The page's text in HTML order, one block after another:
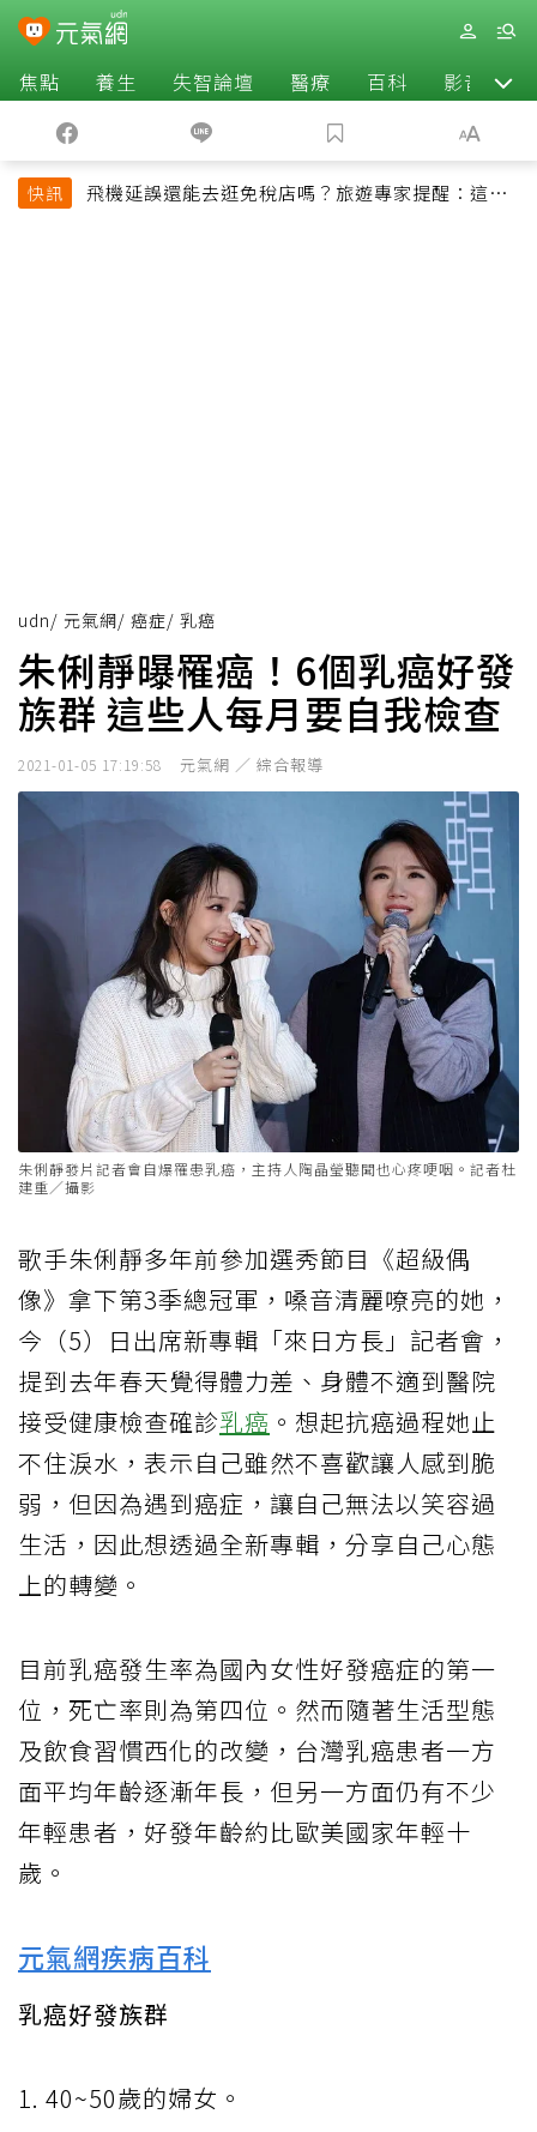
焦點 養生 失智論壇 醫療 百科 影音
快訊
飛機延誤還能去逛免稅店嗎？旅遊專家提醒：這個
udn/ 元氣網/ 癌症/ 乳癌
朱俐靜曝罹癌！6個乳癌好發
族群 這些人每月要自我檢查
2021-01-05 17:19:58 元氣網 ／ 綜合報導
朱俐靜發片記者會自爆罹患乳癌，主持人陶晶瑩聽聞也心疼哽咽。記者杜
建重／攝影
歌手朱俐靜多年前參加選秀節目《超級偶
像》拿下第3季總冠軍，嗓音清麗嘹亮的她，
今（5）日出席新專輯「來日方長」記者會，
提到去年春天覺得體力差、身體不適到醫院
接受健康檢查確診乳癌 。想起抗癌過程她止
不住淚水，表示自己雖然不喜歡讓人感到脆
弱，但因為遇到癌症，讓自己無法以笑容過
生活，因此想透過全新專輯，分享自己心態
上的轉變。
目前乳癌發生率為國內女性好發癌症的第一
位，死亡率則為第四位。然而隨著生活型態
及飲食習慣西化的改變，台灣乳癌患者一方
面平均年齡逐漸年長，但另一方面仍有不少
年輕患者，好發年齡約比歐美國家年輕十
歲。
元氣網疾病百科
乳癌好發族群
1. 40~50歲的婦女。